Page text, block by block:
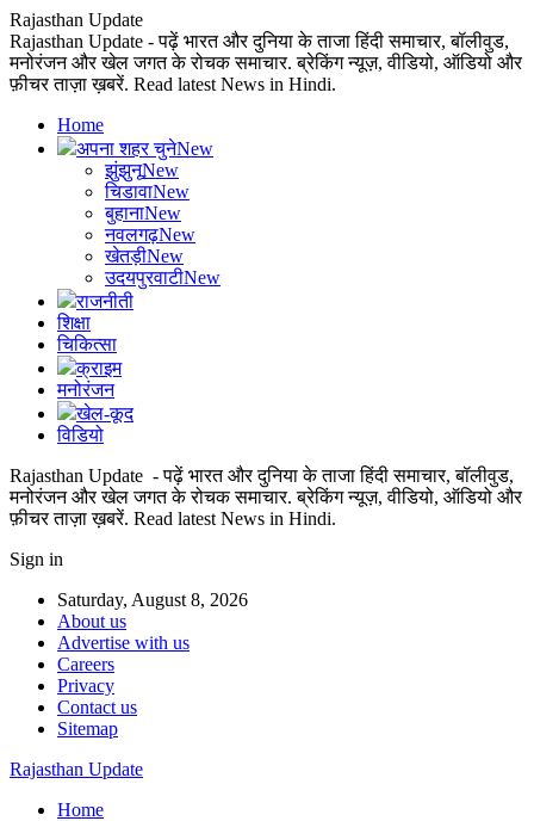
Rajasthan Update
Rajasthan Update - पढ़ें भारत और दुनिया के ताजा हिंदी समाचार, बॉलीवुड,
मनोरंजन और खेल जगत के रोचक समाचार. ब्रेकिंग न्यूज़, वीडियो, ऑडियो और
फ़ीचर ताज़ा ख़बरें. Read latest News in Hindi.
Home
अपना शहर चुनेNew
झुंझुनूNew
चिडावाNew
बुहानाNew
नवलगढ़New
खेतड़ीNew
उदयपुरवाटीNew
राजनीती
शिक्षा
चिकित्सा
क्राइम
मनोरंजन
खेल-कूद
विडियो
Rajasthan Update - पढ़ें भारत और दुनिया के ताजा हिंदी समाचार, बॉलीवुड,
मनोरंजन और खेल जगत के रोचक समाचार. ब्रेकिंग न्यूज़, वीडियो, ऑडियो और
फ़ीचर ताज़ा ख़बरें. Read latest News in Hindi.
Sign in
Saturday, August 8, 2026
About us
Advertise with us
Careers
Privacy
Contact us
Sitemap
Rajasthan Update
Home